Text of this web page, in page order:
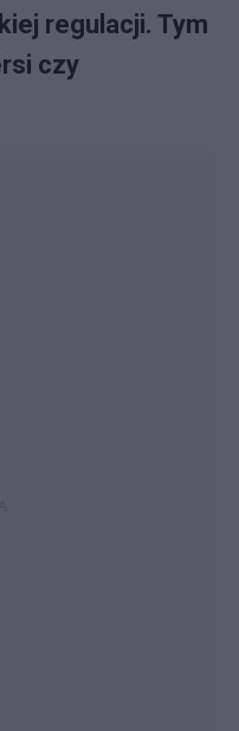
regulacji. Tym
czy